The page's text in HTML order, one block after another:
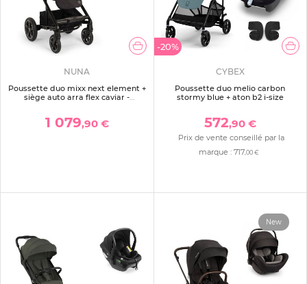
NUNA
Poussette duo mixx next element +
siège auto arra flex caviar -
1 079,90 €
-20%
CYBEX
Poussette duo melio carbon
stormy blue + aton b2 i-size
572,90 €
Prix de vente conseillé par la
marque : 717,00 €
New